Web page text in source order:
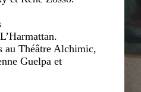
L’Harmattan.
au Théâtre Alchimic,
Guelpa et